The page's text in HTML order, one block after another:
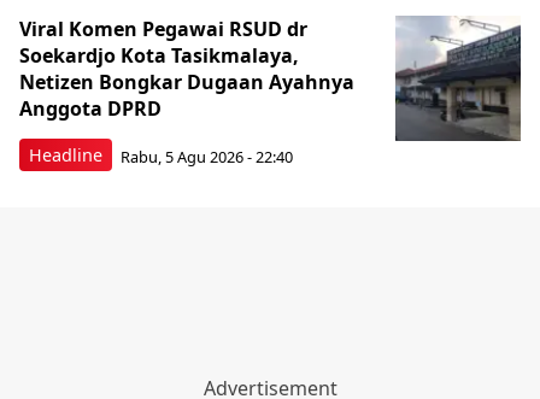
Headline
Viral Komen Pegawai RSUD dr
Soekardjo Kota Tasikmalaya,
Netizen Bongkar Dugaan Ayahnya
Anggota DPRD
Rabu, 5 Agu 2026 - 22:40